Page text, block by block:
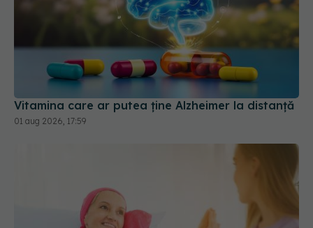
Vitamina care ar putea ține Alzheimer la distanță
01 aug 2026, 17:59